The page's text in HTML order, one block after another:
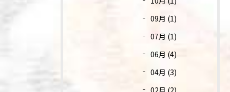
09月 (1)
07月 (1)
06月 (4)
04月 (3)
02月 (2)